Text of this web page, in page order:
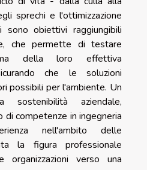
sprechi e l'ottimizzazione
sono obiettivi raggiungibili
che permette di testare
della loro effettiva
che le soluzioni
possibili per l'ambiente. Un
aziendale,
competenze in ingegneria
nell'ambito delle
la figura professionale
verso una